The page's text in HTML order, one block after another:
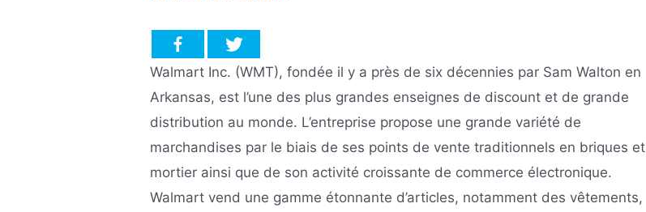
Walmart Inc. (WMT), fondée il y a près de six décennies par Sam Walton en
Arkansas, est l’une des plus grandes enseignes de discount et de grande
distribution au monde. L’entreprise propose une grande variété de
marchandises par le biais de ses points de vente traditionnels en briques et
mortier ainsi que de son activité croissante de commerce électronique.
Walmart vend une gamme étonnante d’articles, notamment des vêtements,